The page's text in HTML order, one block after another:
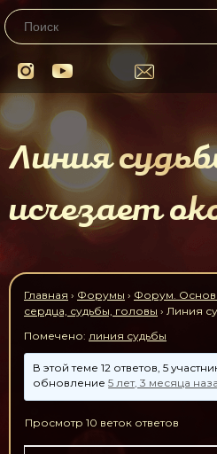
Линия
исчезает
Главная › Форумы › Форум.
сердца, судьбы, головы › Линия
Помечено: линия судьбы
В этой теме 12 ответов, 5
обновление5 лет, 3 месяца
Просмотр 10 веток ответов